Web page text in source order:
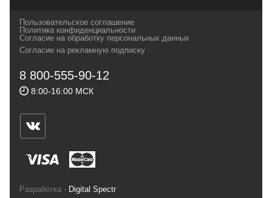
и взыскательных путешественников,
спортсменов и отдыхающих.
Геннадьевич
ИНН 590300057023 ОГРН 304590319000121
ул.Советская, 25, магазин Басег.
Тел./факс (342) 2101242
Пользовательское соглашение
Политика конфиденциальности
Согласие на обработку персональных данных
Согласие на рекламную подписку
8 800-555-90-12
8:00-16:00 МСК
Разработка - Digital Spectr